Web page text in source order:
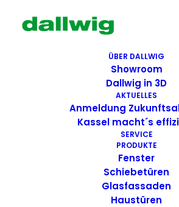
ÜBER DALLWIG
Showroom
Dallwig in 3D
AKTUELLES
Anmeldung
Kassel macht´s
SERVICE
PRODUKTE
Fenster
Schiebetüren
Glasfassaden
Haustüren
Wir suchen